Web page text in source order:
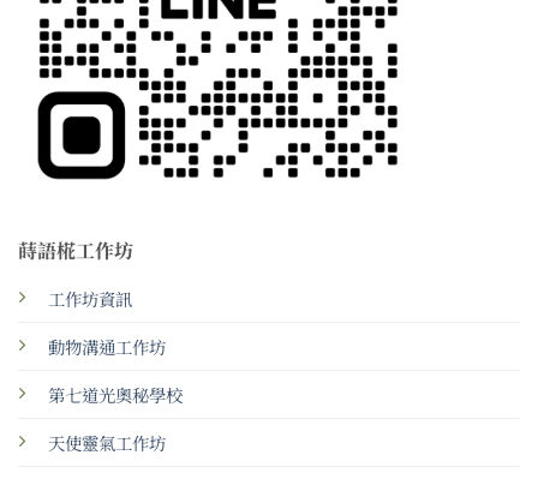
蒔語椛工作坊
工作坊資訊
動物溝通工作坊
第七道光奧秘學校
天使靈氣工作坊